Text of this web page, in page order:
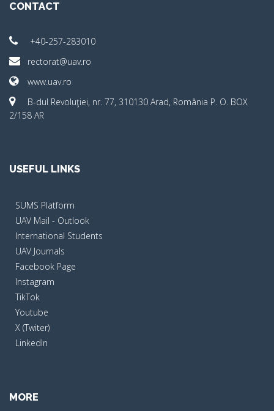
CONTACT
+40-257-283010
rectorat@uav.ro
www.uav.ro
B-dul Revoluţiei, nr. 77, 310130 Arad, România P. O. BOX
2/158 AR
USEFUL LINKS
SUMS Platform
UAV Mail - Outlook
International Students
UAV Journals
Facebook Page
Instagram
TikTok
Youtube
X (Twiter)
LinkedIn
MORE